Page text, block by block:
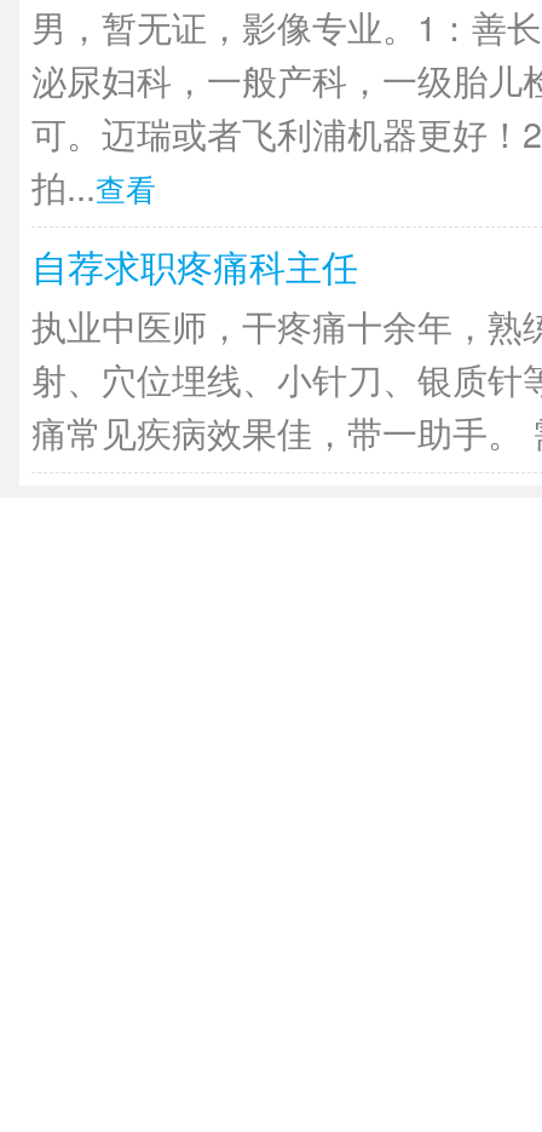
男，暂无证，影像专业。1：善
泌尿妇科，一般产科，一级胎儿
可。迈瑞或者飞利浦机器更好！
拍...查看
自荐求职疼痛科主任
执业中医师，干疼痛十余年，熟
射、穴位埋线、小针刀、银质针
痛常见疾病效果佳，带一助手。